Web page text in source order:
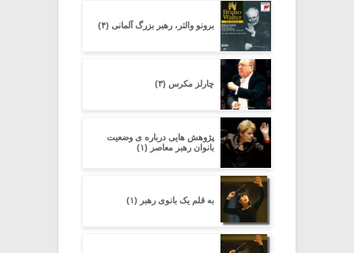
برونو والتر، رهبر بزرگ آلمانی (۴)
چارلز مکرس (۳)
پژوهش هایی درباره ی وضعیت
بانوان رهبر معاصر (۱)
به قلم یک بانوی رهبر (۱)